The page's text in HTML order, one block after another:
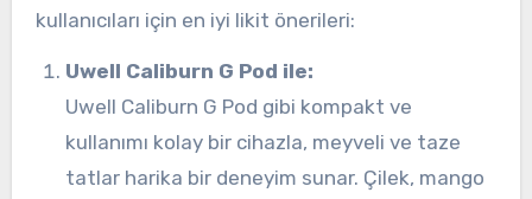
kullanıcıları için en iyi likit önerileri:
Uwell Caliburn G Pod ile:
Uwell Caliburn G Pod gibi kompakt ve
kullanımı kolay bir cihazla, meyveli ve taze
tatlar harika bir deneyim sunar. Çilek, mango